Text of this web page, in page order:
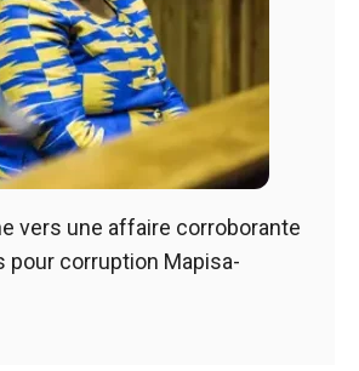
vers une affaire corroborante
pour corruption Mapisa-